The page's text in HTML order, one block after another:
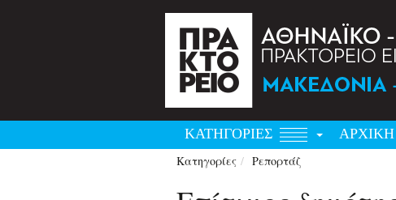
ΚΑΤΗΓΟΡΙΕΣ ΑΡΧΙΚΗ
Κατηγορίες Ρεπορτάζ